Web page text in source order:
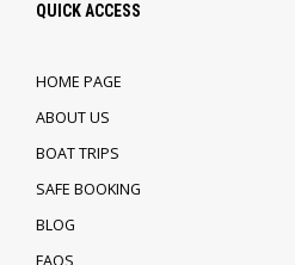
QUICK ACCESS
HOME PAGE
ABOUT US
BOAT TRIPS
SAFE BOOKING
BLOG
FAQS